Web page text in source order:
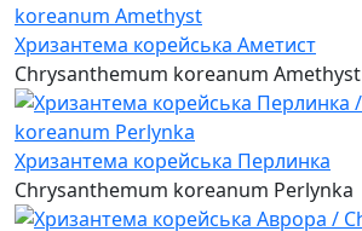
Хризантема корейська Аметист
Chrysanthemum koreanum Amethyst
Хризантема корейська Перлинка
Chrysanthemum koreanum Perlynka